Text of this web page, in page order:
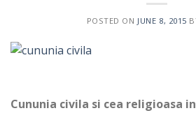
POSTED ON JUNE 8, 2015
Cununia civila si cea religioasa